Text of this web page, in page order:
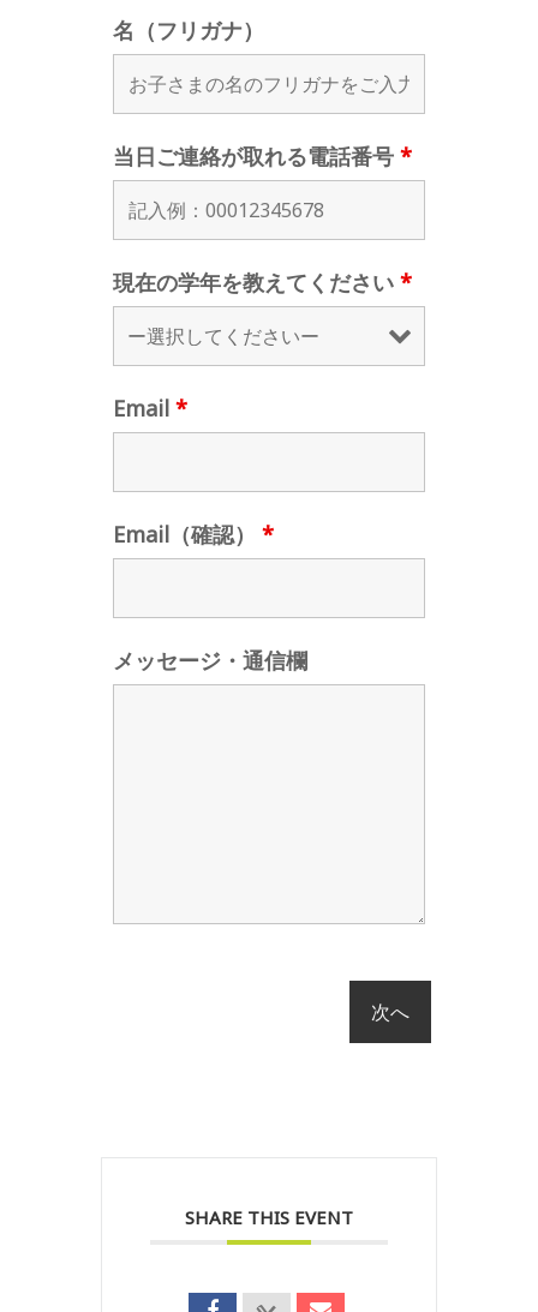
名（フリガナ）
当日ご連絡が取れる電話番号 *
現在の学年を教えてください *
Email *
Email（確認） *
メッセージ・通信欄
SHARE THIS EVENT